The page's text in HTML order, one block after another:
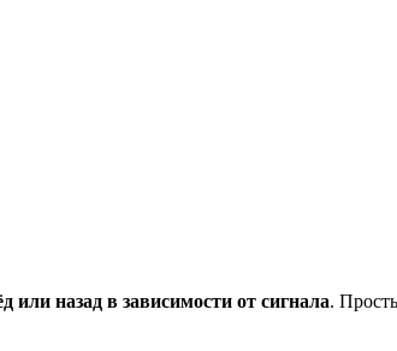
или назад в зависимости от сигнала.